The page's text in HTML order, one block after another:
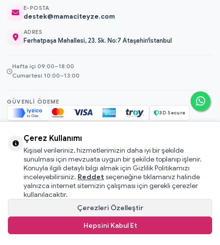
E-POSTA
destek@mamaciteyze.com
ADRES
Ferhatpaşa Mahallesi, 23. Sk. No:7 Ataşehir/İstanbul
Hafta içi 09:00–18:00
Cumartesi 10:00–13:00
GÜVENLI ÖDEME
3D Secure
© 2026 Mamacı Teyze · Nurşen ve ekibi ile birlikte ile hazırlandı.
Mesafeli Satış Sözleşmesi
Pati Puan Kazanma Koşulları
Gizlilik ve Çerez Politikası
KVKK Aydınlatma Metni
Kullanıcı Sözleşmesi
T-SoftE-TicaretSistemleriyle Hazırlanmıştır.
Çerez Kullanımı
Kişisel verileriniz, hizmetlerimizin daha iyi bir şekilde
sunulması için mevzuata uygun bir şekilde toplanıp işlenir.
Konuyla ilgili detaylı bilgi almak için Gizlilik Politikamızı
inceleyebilirsiniz. Reddet seçeneğine tıklamanız halinde
yalnızca internet sitemizin çalışması için gerekli çerezler
kullanılacaktır.
Çerezleri Özelleştir
Hepsini Kabul Et